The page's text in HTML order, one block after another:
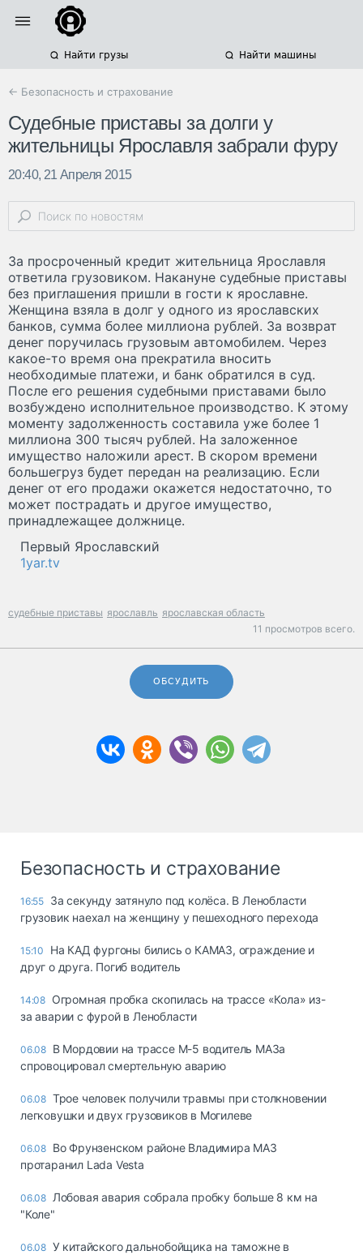
Найти грузы Найти машины
← Безопасность и страхование
Судебные приставы за долги у
жительницы Ярославля забрали фуру
20:40, 21 Апреля 2015
За просроченный кредит жительница Ярославля
ответила грузовиком. Накануне судебные приставы
без приглашения пришли в гости к ярославне.
Женщина взяла в долг у одного из ярославских
банков, сумма более миллиона рублей. За возврат
денег поручилась грузовым автомобилем. Через
какое-то время она прекратила вносить
необходимые платежи, и банк обратился в суд.
После его решения судебными приставами было
возбуждено исполнительное производство. К этому
моменту задолженность составила уже более 1
миллиона 300 тысяч рублей. На заложенное
имущество наложили арест. В скором времени
большегруз будет передан на реализацию. Если
денег от его продажи окажется недостаточно, то
может пострадать и другое имущество,
принадлежащее должнице.
Первый Ярославский
1yar.tv
судебные приставы ярославль ярославская область
11 просмотров всего.
ОБСУДИТЬ
Безопасность и страхование
16:55 За секунду затянуло под колёса. В Ленобласти
грузовик наехал на женщину у пешеходного перехода
15:10
На КАД фургоны бились о КАМАЗ, ограждение и
друг о друга. Погиб водитель
14:08 Огромная пробка скопилась на трассе «Кола» из-
за аварии с фурой в Ленобласти
06.08 В Мордовии на трассе М-5 водитель МАЗа
спровоцировал смертельную аварию
06.08 Трое человек получили травмы при столкновении
легковушки и двух грузовиков в Могилеве
06.08 Во Фрунзенском районе Владимира МАЗ
протаранил Lada Vesta
06.08 Лобовая авария собрала пробку больше 8 км на
"Коле"
06.08 У китайского дальнобойщика на таможне в